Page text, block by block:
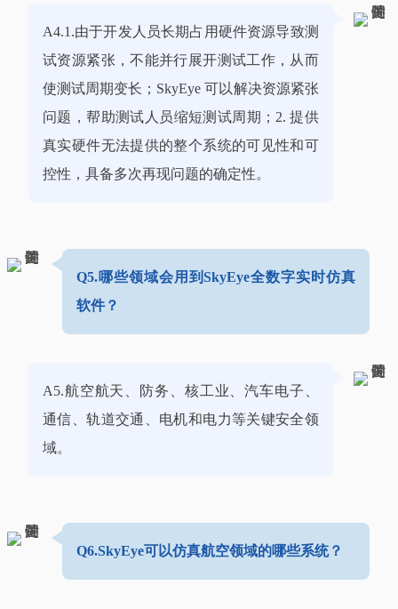
A4.1.由于开发人员长期占用硬件资源导致测
试资源紧张，不能并行展开测试工作，从而
使测试周期变长；SkyEye 可以解决资源紧张
问题，帮助测试人员缩短测试周期；2. 提供
真实硬件无法提供的整个系统的可见性和可
控性，具备多次再现问题的确定性。
Q5.哪些领域会用到SkyEye全数字实时仿真
软件？
A5.航空航天、防务、核工业、汽车电子、
通信、轨道交通、电机和电力等关键安全领
域。
Q6.SkyEye可以仿真航空领域的哪些系统？